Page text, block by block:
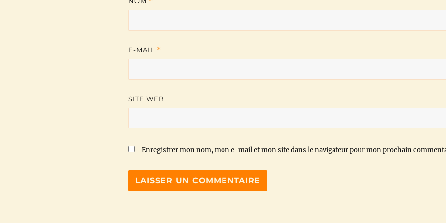
E-MAIL *
SITE WEB
Enregistrer mon nom, mon e-mail et mon site dans le navigateur pour mon prochain